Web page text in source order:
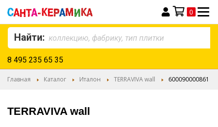
Моя корзина
0
Найти:
8 495 235 65 35
Главная Каталог Италон TERRAVIVA wall 600090000861
TERRAVIVA wall